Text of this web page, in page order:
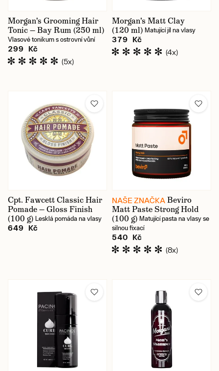
Morgan's Grooming Hair
Tonic — Bay Rum (250 ml)
Vlasové tonikum s ostrovní vůní
299 Kč
(5x)
Morgan's Matt Clay
(120 ml) Matující jíl na vlasy
379 Kč
(4x)
Cpt. Fawcett Classic Hair
Pomade — Gloss Finish
(100 g) Lesklá pomáda na vlasy
649 Kč
NAŠE ZNAČKA Beviro
Matt Paste Strong Hold
(100 g) Matující pasta na vlasy se
silnou fixací
540 Kč
(8x)